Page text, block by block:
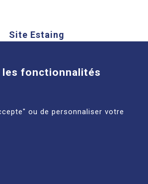
Site Estaing
fonctionnalités
ou de personnaliser votre